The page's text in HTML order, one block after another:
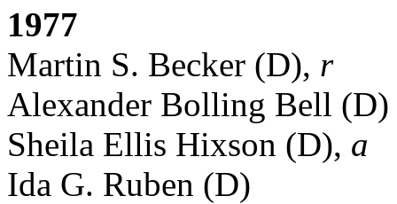
1977
Martin S. Becker (D), r
Alexander Bolling Bell (D)
Sheila Ellis Hixson (D), a
Ida G. Ruben (D)